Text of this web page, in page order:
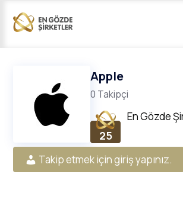
Apple
0 Takipçi
25
En Gözde
Takip etmek için giriş yapınız.